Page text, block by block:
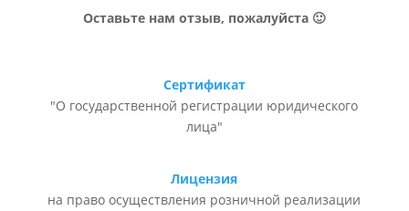
Оставьте нам отзыв, пожалуйста 🙂
Сертификат
"О государственной регистрации юридического
лица"
Лицензия
на право осуществления розничной реализации